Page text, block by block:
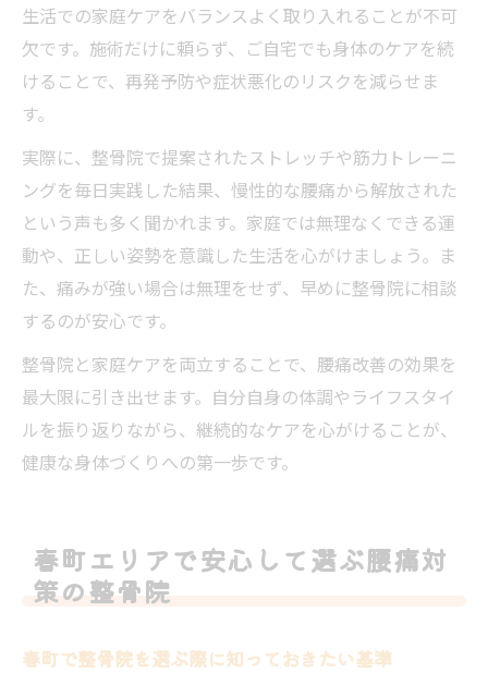
生活での家庭ケアをバランスよく取り入れることが不可
欠です。施術だけに頼らず、ご自宅でも身体のケアを続
けることで、再発予防や症状悪化のリスクを減らせま
す。
実際に、整骨院で提案されたストレッチや筋力トレーニ
ングを毎日実践した結果、慢性的な腰痛から解放された
という声も多く聞かれます。家庭では無理なくできる運
動や、正しい姿勢を意識した生活を心がけましょう。ま
た、痛みが強い場合は無理をせず、早めに整骨院に相談
するのが安心です。
整骨院と家庭ケアを両立することで、腰痛改善の効果を
最大限に引き出せます。自分自身の体調やライフスタイ
ルを振り返りながら、継続的なケアを心がけることが、
健康な身体づくりへの第一歩です。
春町エリアで安心して選ぶ腰痛対
策の整骨院
春町で整骨院を選ぶ際に知っておきたい基準